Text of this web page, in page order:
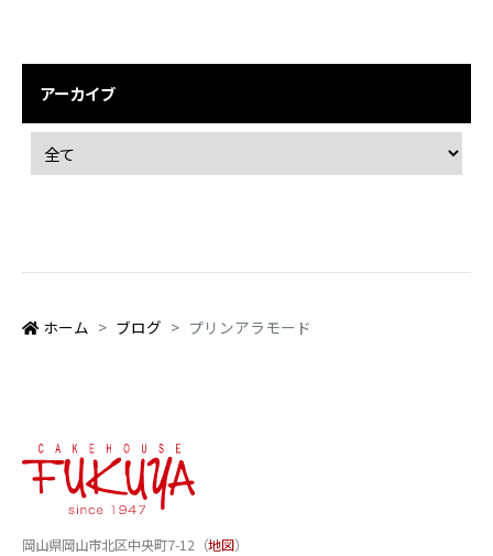
アーカイブ
ホーム ブログ プリンアラモード
岡山県岡山市北区中央町7-12（地図）